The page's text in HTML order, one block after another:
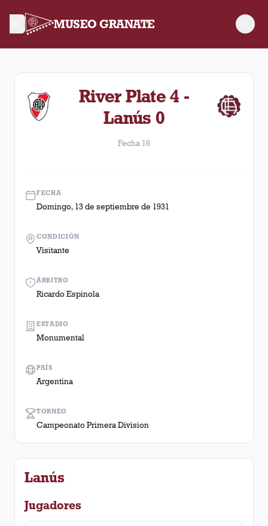
MUSEO GRANATE
Fecha 16. Partido entre Lanús y River Plate disputado el
River Plate 4 -
Lanús 0
Fecha 16
FECHA
Domingo, 13 de septiembre de 1931
ÁRBITRO
Ricardo Espinola
TORNEO
Campeonato Primera Division
CONDICIÓN
Visitante
ESTADIO
Monumental
PAÍS
Argentina
Lanús
Jugadores